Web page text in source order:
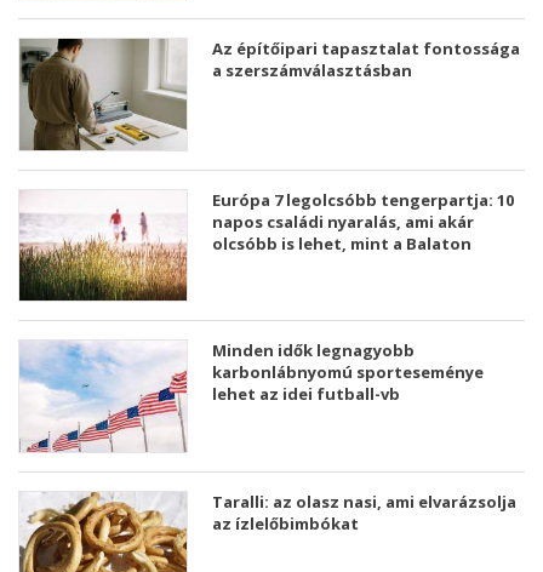
Az építőipari tapasztalat fontossága
a szerszámválasztásban
Európa 7 legolcsóbb tengerpartja: 10
napos családi nyaralás, ami akár
olcsóbb is lehet, mint a Balaton
Minden idők legnagyobb
karbonlábnyomú sporteseménye
lehet az idei futball-vb
Taralli: az olasz nasi, ami elvarázsolja
az ízlelőbimbókat